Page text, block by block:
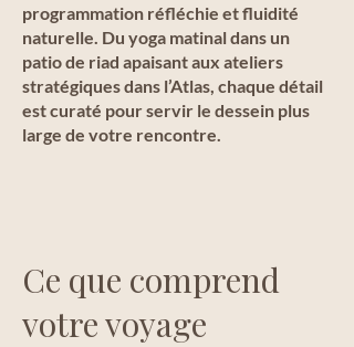
programmation réfléchie et fluidité
naturelle. Du yoga matinal dans un
patio de riad apaisant aux ateliers
stratégiques dans l’Atlas, chaque détail
est curaté pour servir le dessein plus
large de votre rencontre.
Ce que comprend
votre voyage